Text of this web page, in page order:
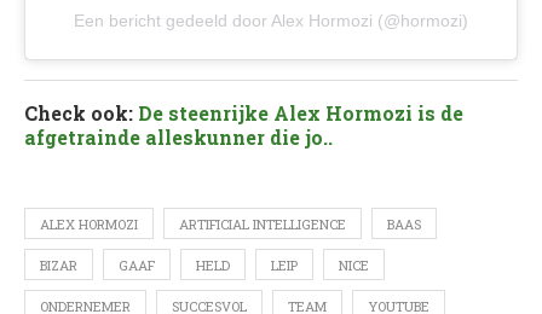
Een bericht gedeeld door Alex Hormozi (@hormozi)
Check ook: De steenrijke Alex Hormozi is de
afgetrainde alleskunner die jo..
ALEX HORMOZI ARTIFICIAL INTELLIGENCE BAAS
BIZAR GAAF HELD LEIP NICE
ONDERNEMER SUCCESVOL TEAM YOUTUBE